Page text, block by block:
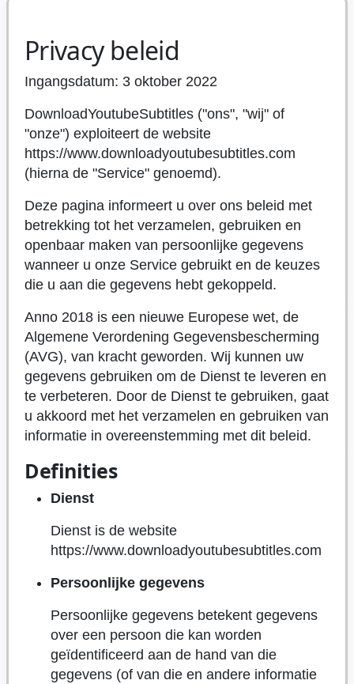
Privacy beleid
Ingangsdatum: 3 oktober 2022
DownloadYoutubeSubtitles ("ons", "wij" of
"onze") exploiteert de website
https://www.downloadyoutubesubtitles.com
(hierna de "Service" genoemd).
Deze pagina informeert u over ons beleid met
betrekking tot het verzamelen, gebruiken en
openbaar maken van persoonlijke gegevens
wanneer u onze Service gebruikt en de keuzes
die u aan die gegevens hebt gekoppeld.
Anno 2018 is een nieuwe Europese wet, de
Algemene Verordening Gegevensbescherming
(AVG), van kracht geworden. Wij kunnen uw
gegevens gebruiken om de Dienst te leveren en
te verbeteren. Door de Dienst te gebruiken, gaat
u akkoord met het verzamelen en gebruiken van
informatie in overeenstemming met dit beleid.
Definities
Dienst
Dienst is de website
https://www.downloadyoutubesubtitles.com
Persoonlijke gegevens
Persoonlijke gegevens betekent gegevens
over een persoon die kan worden
geïdentificeerd aan de hand van die
gegevens (of van die en andere informatie